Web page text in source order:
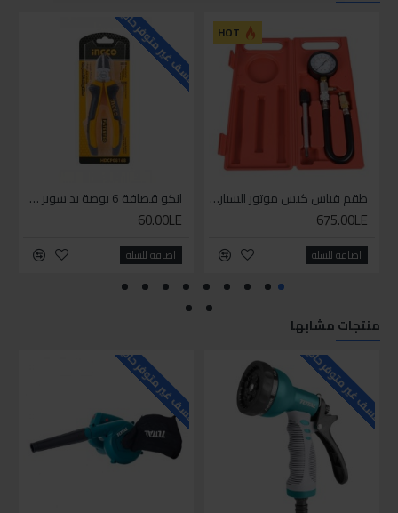
HOT
طقم قياس كبس موتور السياره 3 ق
675.00LE
اضافة للسلة
للاسف غير متوفر حاليا
انكو قصافة 6 بوصة يد سوبر وان
60.00LE
اضافة للسلة
منتجات مشابها
للاسف غير متوفر حاليا للاسف غير متوفر حاليا